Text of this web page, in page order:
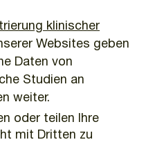
klinischer
Websites geben
Daten von
Studien an
weiter.
oder teilen Ihre
mit Dritten zu